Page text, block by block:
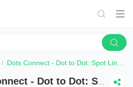
Dots Connect - Dot to Dot: Spot Link - Spot Match